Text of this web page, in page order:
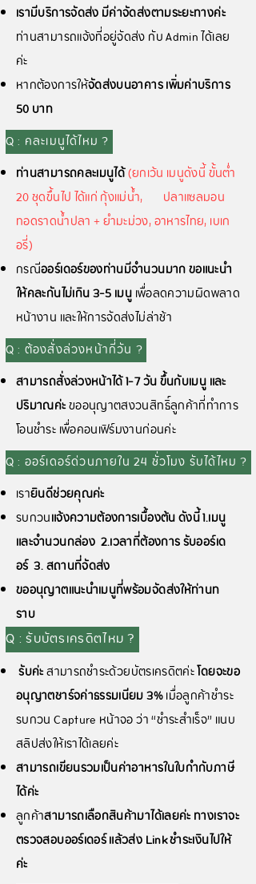
เรามีบริการจัดส่ง มีค่าจัดส่งตามระยะทางค่ะ
ท่านสามารถแจ้งที่อยู่จัดส่ง กับ Admin ได้เลย
ค่ะ
หากต้องการให้จัดส่งบนอาคาร เพิ่มค่าบริการ
50 บาท
Q : คละเมนูได้ไหม ?
ท่านสามารถคละเมนูได้(ยกเว้น เมนูดังนี้ ขั้นต่ำ
20 ชุดขึ้นไป ได้แก่ กุ้งแม่น้ำ,
ปลาแซลมอน
ทอดราดน้ำปลา + ยำมะม่วง, อาหารไทย, เบเก
อรี่)
กรณีออร์เดอร์ของท่านมีจำนวนมาก ขอแนะนำ
ให้คละกันไม่เกิน 3-5 เมนูเพื่อลดความผิดพลาด
หน้างาน และให้การจัดส่งไม่ล่าช้า
Q : ต้องสั่งล่วงหน้ากี่วัน ?
สามารถสั่งล่วงหน้าได้ 1-7 วัน ขึ้นกับเมนู และ
ปริมาณค่ะขออนุญาตสงวนสิทธิ์ลูกค้าที่ทำการ
โอนชำระ เพื่อคอนเฟิร์มงานก่อนค่ะ
Q : ออร์เดอร์ด่วนภายใน 24 ชั่วโมง รับได้ไหม ?
เรายินดีช่วยคุณค่ะ
รบกวนแจ้งความต้องการเบื้องต้น ดังนี้ 1.เมนู
และจำนวนกล่อง 2.เวลาที่ต้องการ รับออร์เด
อร์ 3. สถานที่จัดส่ง
ขออนุญาตแนะนำเมนูที่พร้อมจัดส่งให้ท่านท
ราบ
Q : รับบัตรเครดิตไหม ?
รับค่ะสามารถชำระด้วยบัตรเครดิตค่ะโดยจะขอ
อนุญาตชาร์จค่าธรรมเนียม 3%เมื่อลูกค้าชำระ
รบกวน Capture หน้าจอ ว่า “ชำระสำเร็จ” แนบ
สลิปส่งให้เราได้เลยค่ะ
สามารถเขียนรวมเป็นค่าอาหารในใบกำกับภาษี
ได้ค่ะ
ลูกค้าสามารถเลือกสินค้ามาได้เลยค่ะ ทางเราจะ
ตรวจสอบออร์เดอร์ แล้วส่ง Link ชำระเงินไปให้
ค่ะ